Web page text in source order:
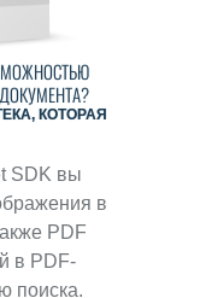
КОТОРАЯ
SDK вы
в
PDF
в PDF-
поиска.